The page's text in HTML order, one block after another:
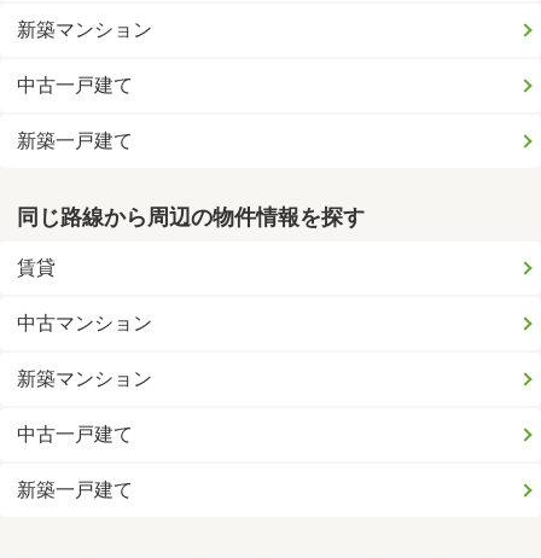
新築マンション
中古一戸建て
新築一戸建て
同じ路線から周辺の物件情報を探す
賃貸
中古マンション
新築マンション
中古一戸建て
新築一戸建て